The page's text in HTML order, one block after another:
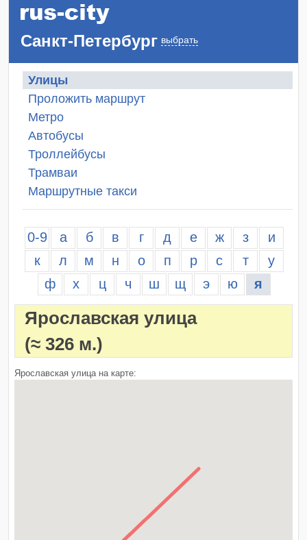
Санкт-Петербург выбрать
Улицы
Проложить маршрут
Метро
Автобусы
Троллейбусы
Трамваи
Маршрутные такси
0-9 а б в г д е ж з
и
к
л м н о п р с т
у
ф
х ц ч ш щ э ю я
Ярославская улица
(≈ 326 м.)
Ярославская улица на карте: